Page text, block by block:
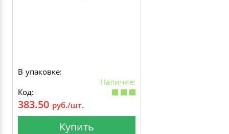
В упаковке:
Наличие:
Код:
383.50 руб./шт.
Купить